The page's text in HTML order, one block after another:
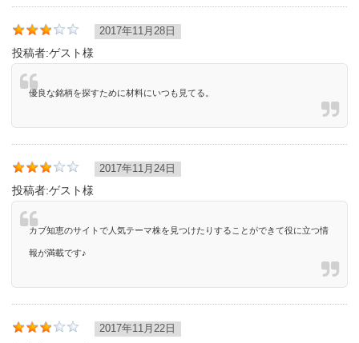
2017年11月28日
投稿者:ゲスト様
優良な銘柄を探すために材料にいつも見てる。
2017年11月24日
投稿者:ゲスト様
カブ知恵のサイトで人気テーマ株を見つけたりすることができて役に立つ情
報が満載です♪
2017年11月22日